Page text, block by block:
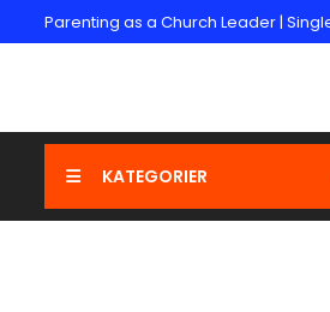
Parenting as a Church Leader |
KATEGORIER